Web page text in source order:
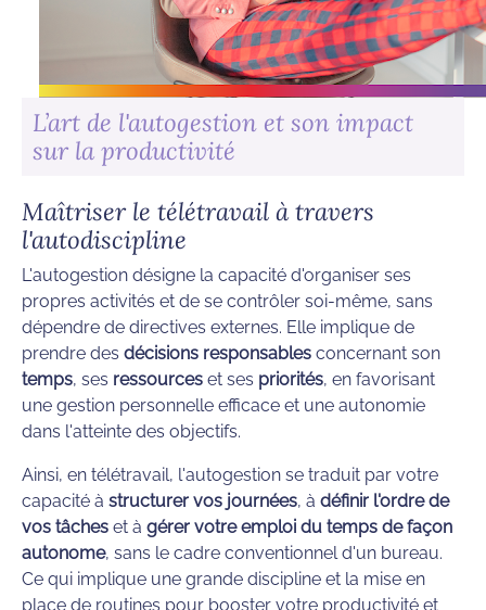
L’art de l'autogestion et son impact
sur la productivité
Maîtriser le télétravail à travers
l'autodiscipline
L'autogestion désigne la capacité d'organiser ses
propres activités et de se contrôler soi-même, sans
dépendre de directives externes. Elle implique de
prendre des décisions responsables concernant son
temps, ses ressources et ses priorités, en favorisant
une gestion personnelle efficace et une autonomie
dans l'atteinte des objectifs.
Ainsi, en télétravail, l'autogestion se traduit par votre
capacité à structurer vos journées, à définir l'ordre de
vos tâches et à gérer votre emploi du temps de façon
autonome, sans le cadre conventionnel d'un bureau.
Ce qui implique une grande discipline et la mise en
place de routines pour booster votre productivité et